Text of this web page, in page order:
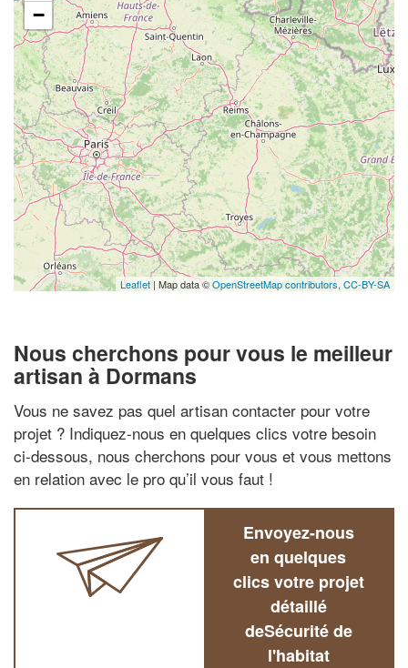
−
Leaflet| Map data ©OpenStreetMap contributors, CC-BY-SA
Nous cherchons pour vous le meilleur
artisan à Dormans
Vous ne savez pas quel artisan contacter pour votre
projet ? Indiquez-nous en quelques clics votre besoin
ci-dessous, nous cherchons pour vous et vous mettons
en relation avec le pro qu’il vous faut !
Envoyez-nous
en quelques
clics votre projet
détaillé
deSécurité de
l'habitat